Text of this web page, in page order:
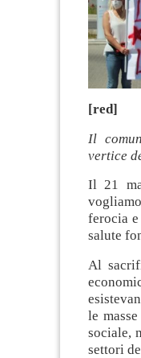
[red]
Il
vertice
Il 21
ferocia
salute
Al
le
sociale,
settori